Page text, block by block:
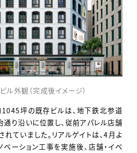
外観（完成後イメージ）
坪の既存ビルは、地下鉄北参道
り沿いに位置し、従前アパレル店舗
れていました。リアルゲイトは、4月よ
ベーション工事を実施後、店舗・イベ